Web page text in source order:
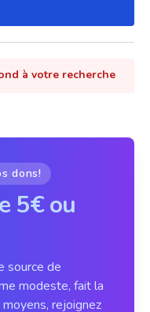
à votre recherche
dons!
5€ ou
source de
modeste, fait la
rejoignez